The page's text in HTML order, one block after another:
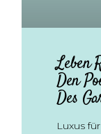
Leben
Den
Des
Luxus